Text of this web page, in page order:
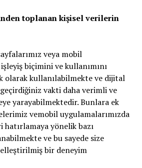
toplanan kişisel verilerin
veya mobil
biçimini ve kullanımını
olarak kullanılabilmekte ve dijital
vakti daha verimli ve
yarayabilmektedir. Bunlara ek
vemobil uygulamalarımızda
hatırlamaya yönelik bazı
ve bu sayede size
bir deneyim